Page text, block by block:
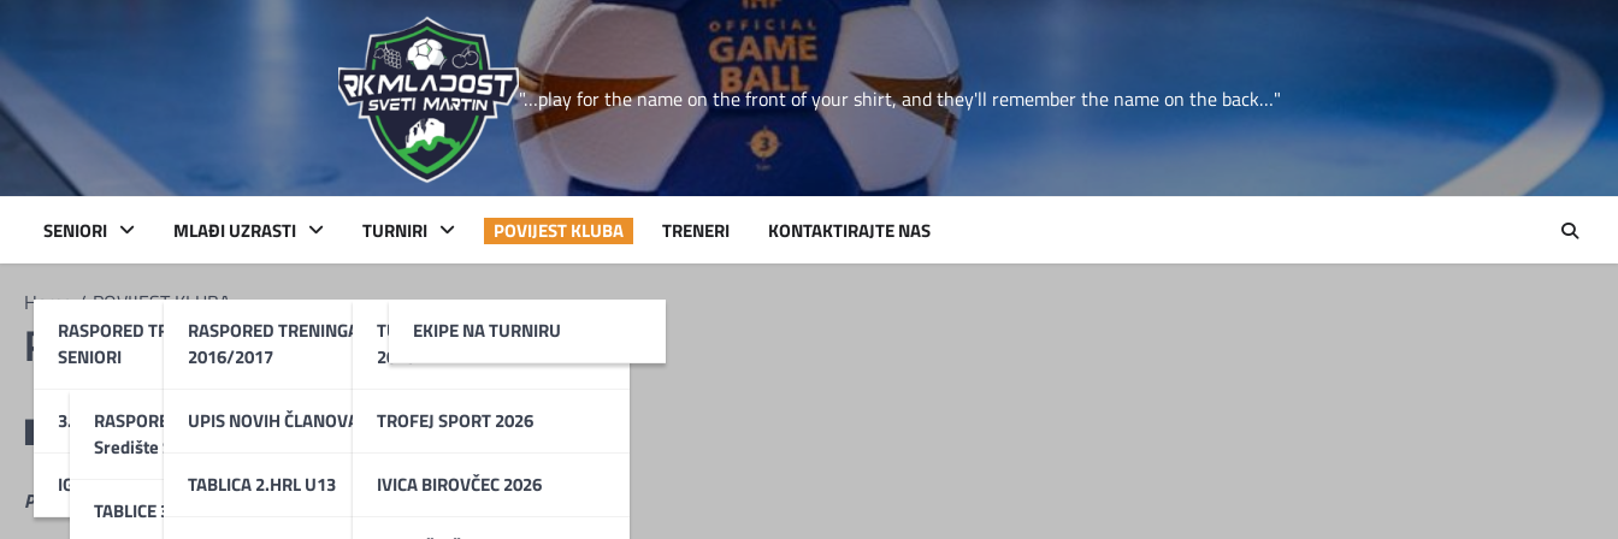
content
"…play for the name on the front of your shirt, and they'll remember the name on the back…"
SENIORI
RASPORED TRENINGA
SENIORI
3. HRL Središte Skupina A
RASPORED UTAKMICA 3. HRL
Središte Skupina A
TABLICE 3.HRL Središte
IGRAČI 1. MOMČADI
MLAĐI UZRASTI
RASPORED TRENINGA U13 –
2016/2017
UPIS NOVIH ČLANOVA !!!
TABLICA 2.HRL U13
TURNIRI
TURNIR BOŽIĆNI MARTIN
2025
EKIPE NA TURNIRU
TROFEJ SPORT 2026
IVICA BIROVČEC 2026
POVIJEST KLUBA TRENERI KONTAKTIRAJTE NAS
Home POVIJEST KLUBA
POVIJEST KLUBA
POVIJEST KLUBA
Počeci rukometa u Samoboru